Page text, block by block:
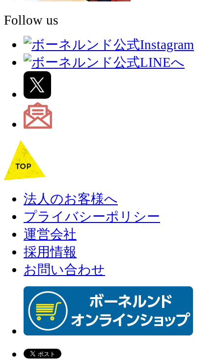
Follow us
法人のお客様へ
プライバシーポリシー
運営会社
採用情報
お問い合わせ